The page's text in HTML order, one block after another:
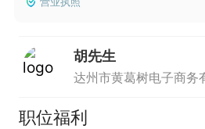
胡先生
达州市黄葛树电子商务
职位福利